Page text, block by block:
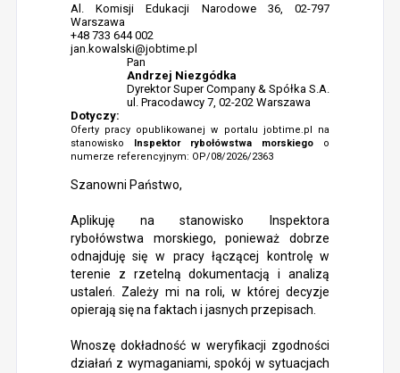
Al. Komisji Edukacji Narodowe 36, 02-797
Warszawa
+48 733 644 002
jan.kowalski@jobtime.pl
Pan
Andrzej Niezgódka
Dyrektor Super Company & Spółka S.A.
ul. Pracodawcy 7, 02-202 Warszawa
Dotyczy:
Oferty pracy opublikowanej w portalu jobtime.pl na
stanowisko Inspektor rybołówstwa morskiego o
numerze referencyjnym: OP/08/2026/2363
Szanowni Państwo,
Aplikuję na stanowisko Inspektora
rybołówstwa morskiego, ponieważ dobrze
odnajduję się w pracy łączącej kontrolę w
terenie z rzetelną dokumentacją i analizą
ustaleń. Zależy mi na roli, w której decyzje
opierają się na faktach i jasnych przepisach.
Wnoszę dokładność w weryfikacji zgodności
działań z wymaganiami, spokój w sytuacjach